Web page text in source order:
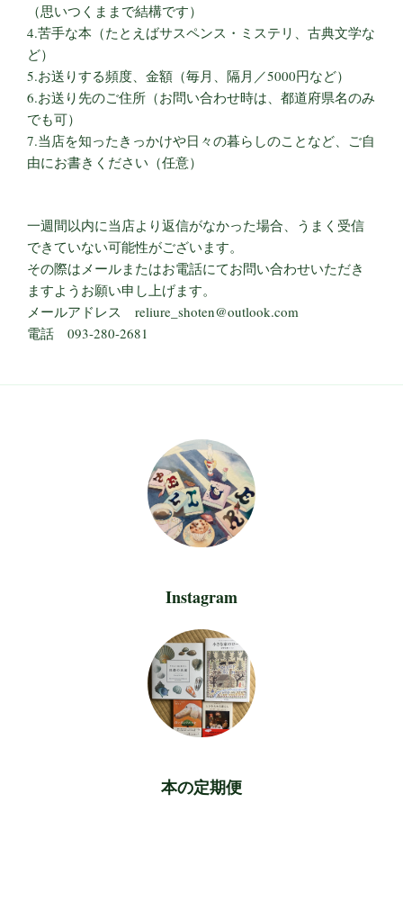
（思いつくままで結構です）
4.苦手な本（たとえばサスペンス・ミステリ、古典文学な
ど）
5.お送りする頻度、金額（毎月、隔月／5000円など）
6.お送り先のご住所（お問い合わせ時は、都道府県名のみ
でも可）
7.当店を知ったきっかけや日々の暮らしのことなど、ご自
由にお書きください（任意）
一週間以内に当店より返信がなかった場合、うまく受信
できていない可能性がございます。
その際はメールまたはお電話にてお問い合わせいただき
ますようお願い申し上げます。
メールアドレス reliure_shoten@outlook.com
電話 093-280-2681
Instagram
本の定期便